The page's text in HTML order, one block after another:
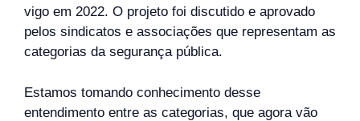
vigo em 2022. O projeto foi discutido e aprovado
pelos sindicatos e associações que representam as
categorias da segurança pública.
Estamos tomando conhecimento desse
entendimento entre as categorias, que agora vão